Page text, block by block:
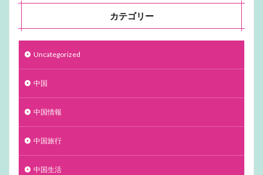
カテゴリー
Uncategorized
中国
中国情報
中国旅行
中国生活